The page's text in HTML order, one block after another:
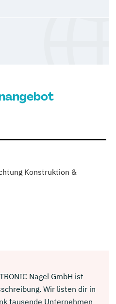
Konstruktion &
Nagel GmbH ist
Wir listen dir in
tausende Unternehmen